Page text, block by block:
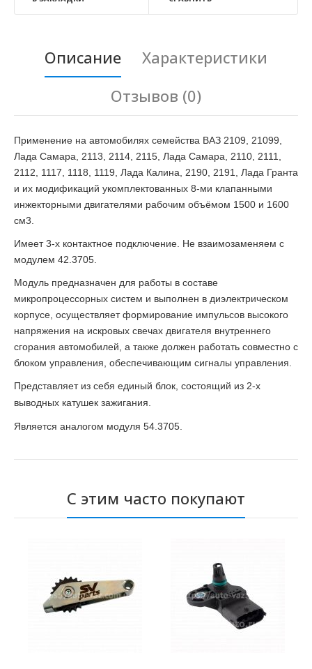
Описание
Характеристики
Отзывов (0)
Применение на автомобилях семейства ВАЗ 2109, 21099,
Лада Самара, 2113, 2114, 2115, Лада Самара, 2110, 2111,
2112, 1117, 1118, 1119, Лада Калина, 2190, 2191, Лада Гранта
и их модификаций укомплектованных 8-ми клапанными
инжекторными двигателями рабочим объёмом 1500 и 1600
см3.
Имеет 3-х контактное подключение. Не взаимозаменяем с
модулем 42.3705.
Модуль предназначен для работы в составе
микропроцессорных систем и выполнен в диэлектрическом
корпусе, осуществляет формирование импульсов высокого
напряжения на искровых свечах двигателя внутреннего
сгорания автомобилей, а также должен работать совместно с
блоком управления, обеспечивающим сигналы управления.
Представляет из себя единый блок, состоящий из 2-х
выводных катушек зажигания.
Является аналогом модуля 54.3705.
С этим часто покупают